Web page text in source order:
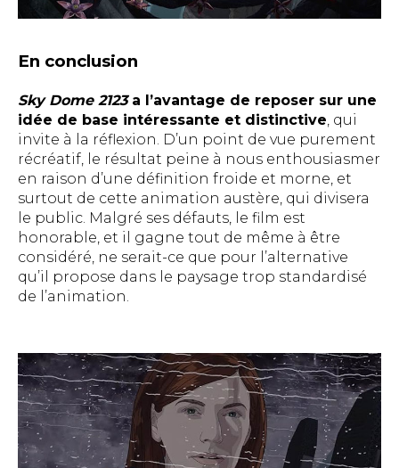
En conclusion
Sky Dome 2123a l’avantage de reposer sur une
idée de base intéressante et distinctive, qui
invite à la réflexion. D’un point de vue purement
récréatif, le résultat peine à nous enthousiasmer
en raison d’une définition froide et morne, et
surtout de cette animation austère, qui divisera
le public. Malgré ses défauts, le film est
honorable, et il gagne tout de même à être
considéré, ne serait-ce que pour l’alternative
qu’il propose dans le paysage trop standardisé
de l’animation.